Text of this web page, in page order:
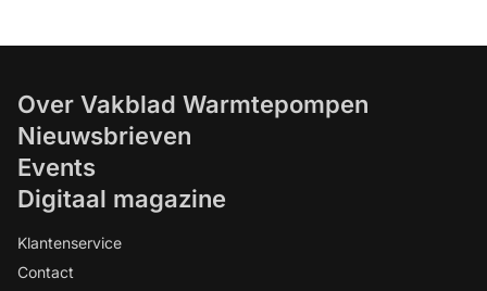
Over Vakblad Warmtepompen
Nieuwsbrieven
Events
Digitaal magazine
Klantenservice
Contact